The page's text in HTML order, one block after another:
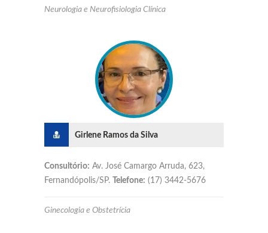
Neurologia e Neurofisiologia Clínica
Girlene Ramos da Silva
Consultório: Av. José Camargo Arruda, 623,
Fernandópolis/SP.
Telefone: (17) 3442-5676
Ginecologia e Obstetrícia